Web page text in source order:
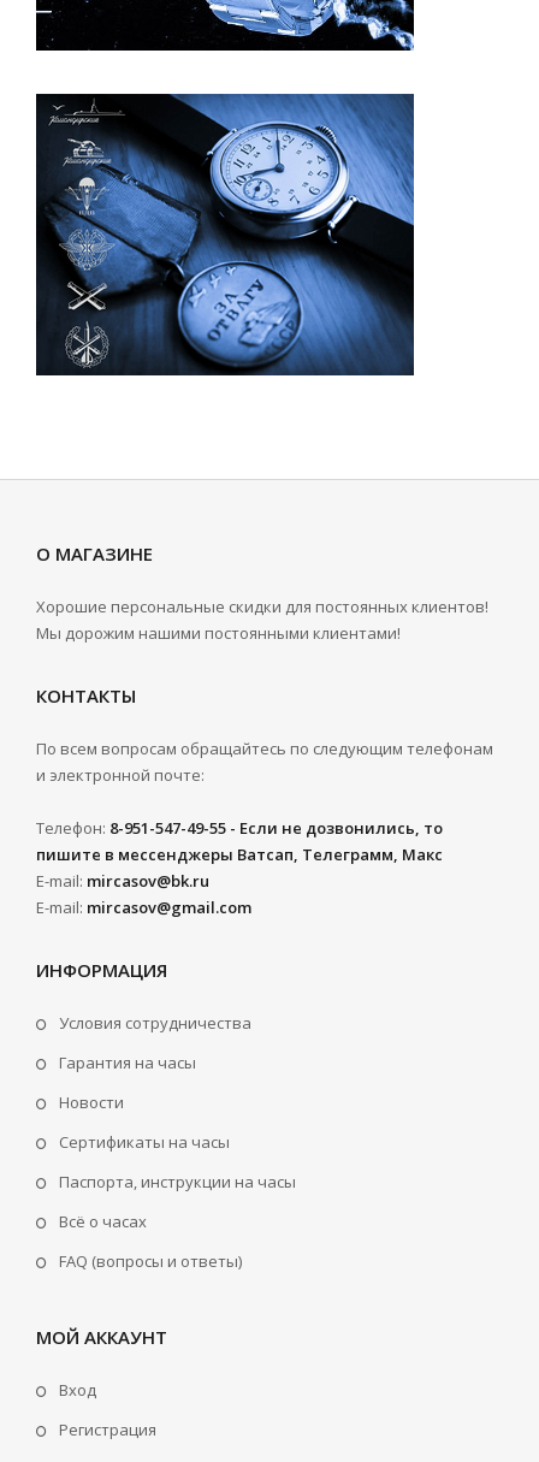
О МАГАЗИНЕ
Хорошие персональные скидки для постоянных клиентов!
Мы дорожим нашими постоянными клиентами!
КОНТАКТЫ
По всем вопросам обращайтесь по следующим телефонам
и электронной почте:
Телефон: 8-951-547-49-55 - Если не дозвонились, то
пишите в мессенджеры Ватсап, Телеграмм, Макс
E-mail: mircasov@bk.ru
E-mail: mircasov@gmail.com
ИНФОРМАЦИЯ
Условия сотрудничества
Гарантия на часы
Новости
Сертификаты на часы
Паспорта, инструкции на часы
Всё о часах
FAQ (вопросы и ответы)
МОЙ АККАУНТ
Вход
Регистрация